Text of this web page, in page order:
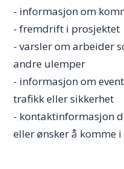
- informasjon om
- fremdrift i prosjektet
- varsler om arbeider
andre ulemper
- informasjon om
trafikk eller sikkerhet
- kontaktinformasjon
eller ønsker å komme